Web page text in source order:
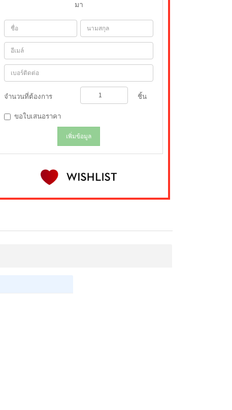
มา
จำนวนที่ต้องการ ชิ้น
ขอใบเสนอราคา
เพิ่มข้อมูล